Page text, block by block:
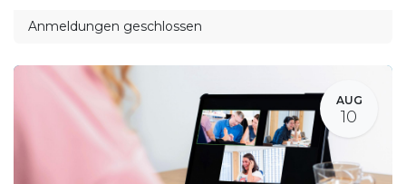
Anmeldungen geschlossen
AUG
10